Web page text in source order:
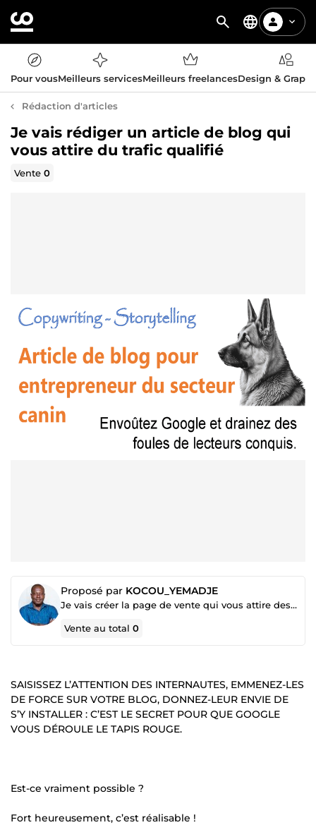
Pour vousMeilleurs servicesMeilleurs freelancesDesign &
Rédaction d'articles
Je vais rédiger un article de blog qui
vous attire du trafic qualifié
Vente0
Proposé par KOCOU_YEMADJE
Je vais créer la page de vente qui vous attire des clients sûrs
Vente au total0
SAISISSEZ L’ATTENTION DES INTERNAUTES, EMMENEZ-LES
DE FORCE SUR VOTRE BLOG, DONNEZ-LEUR ENVIE DE
S’Y INSTALLER : C’EST LE SECRET POUR QUE GOOGLE
VOUS DÉROULE LE TAPIS ROUGE.
Est-ce vraiment possible ?
Fort heureusement, c’est réalisable !